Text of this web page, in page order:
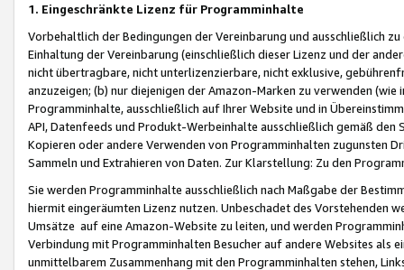
1. Eingeschränkte Lizenz für Programminhalte
Vorbehaltlich der Bedingungen der Vereinbarung und ausschließlich
Einhaltung der Vereinbarung (einschließlich dieser Lizenz und der
nicht übertragbare, nicht unterlizenzierbare, nicht exklusive,
anzuzeigen; (b) nur diejenigen der Amazon-Marken zu verwenden
Programminhalte, ausschließlich auf Ihrer Website und in
API, Datenfeeds und Produkt-Werbeinhalte ausschließlich gemäß
Kopieren oder andere Verwenden von Programminhalten zugunsten
Sammeln und Extrahieren von Daten. Zur Klarstellung: Zu den
Sie werden Programminhalte ausschließlich nach Maßgabe der
hiermit eingeräumten Lizenz nutzen. Unbeschadet des Vorstehenden
Umsätze auf eine Amazon-Website zu leiten, und werden
Verbindung mit Programminhalten Besucher auf andere Websites als
unmittelbarem Zusammenhang mit den Programminhalten stehen,